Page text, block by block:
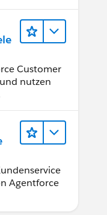
zu nutzen.
Customer
nutzen
Agentforce